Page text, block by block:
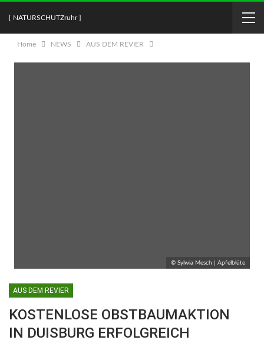
[ NATURSCHUTZruhr ]
Home NEWS AUS DEM REVIER
© Sylwia Mesch | Apfelblüte
AUS DEM REVIER
KOSTENLOSE OBSTBAUMAKTION
IN DUISBURG ERFOLGREICH